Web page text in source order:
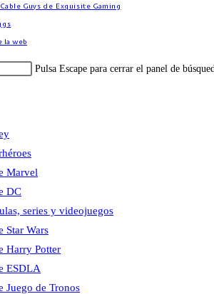
Guys de Exquisite Gaming
la web
Pulsa Escape para cerrar el panel de
Marvel
DC
series y videojuegos
Star Wars
Harry Potter
ESDLA
Juego de Tronos